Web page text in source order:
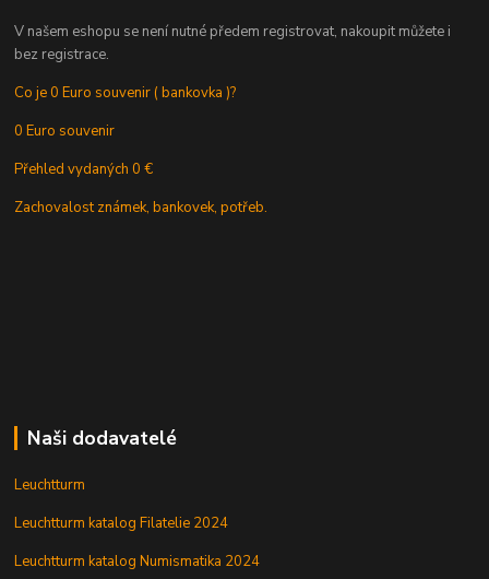
V našem eshopu se není nutné předem registrovat, nakoupit můžete i
bez registrace.
Co je 0 Euro souvenir ( bankovka )?
0 Euro souvenir
Přehled vydaných 0 €
Zachovalost známek, bankovek, potřeb.
Naši dodavatelé
Leuchtturm
Leuchtturm katalog Filatelie 2024
Leuchtturm katalog Numismatika 2024